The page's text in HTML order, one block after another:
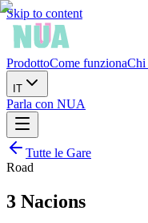
Skip to content
ProdottoCome funzionaChi
IT
Parla con NUA
Tutte le Gare
Road
3 Nacions